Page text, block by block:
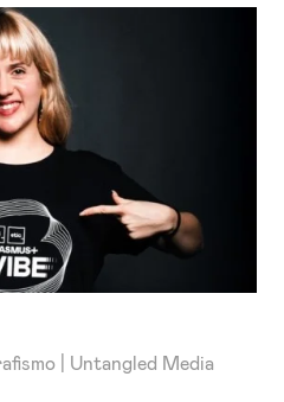
| Untangled Media